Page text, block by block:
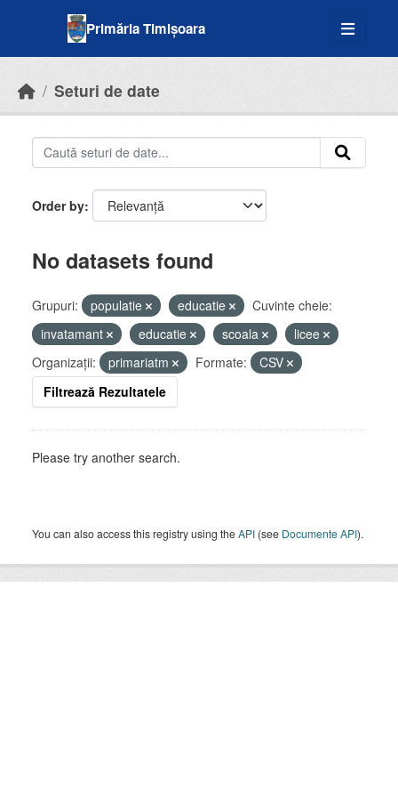
Primăria Timișoara
Seturi de date
Order by
No datasets found
Grupuri: populatie educatie
Cuvinte cheie:
invatamant
educatie scoala
licee
Organizații:
primariatm Formate:
CSV
Filtrează Rezultatele
Please try another search.
You can also access this registry using theAPI (see Documente API).